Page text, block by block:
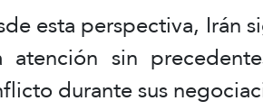
esta perspectiva, Irán
atención sin
durante sus